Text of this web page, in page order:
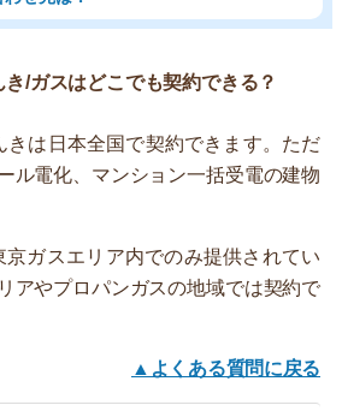
/ガスはどこでも契約できる？
きは日本全国で契約できます。ただ
ル電化、マンション一括受電の建物
京ガスエリア内でのみ提供されてい
アやプロパンガスの地域では契約で
▲よくある質問に戻る